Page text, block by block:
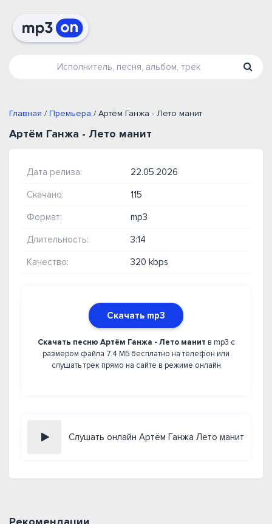
Главная / Премьера / Артём Ганжа - Лето манит
Артём Ганжа - Лето манит
Дата релиза: 22.05.2026
Скачано: 115
Формат: mp3
Длительность: 3:14
Качество: 320 kbps
Скачать mp3
Скачать песню Артём Ганжа - Лето манит в mp3 с
размером файла 7.4 МБ бесплатно на телефон или
слушать трек прямо на сайте в режиме онлайн
Слушать онлайн Артём Ганжа Лето манит